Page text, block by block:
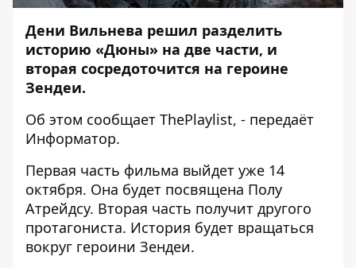
Дени Вильнева решил разделить
историю «Дюны» на две части, и
вторая сосредоточится на героине
Зендеи.
Об этом сообщает ThePlaylist, - передаёт
Информатор.
Первая часть фильма выйдет уже 14
октября. Она будет посвящена Полу
Атрейдсу. Вторая часть получит другого
протагониста. История будет вращаться
вокруг героини Зендеи.